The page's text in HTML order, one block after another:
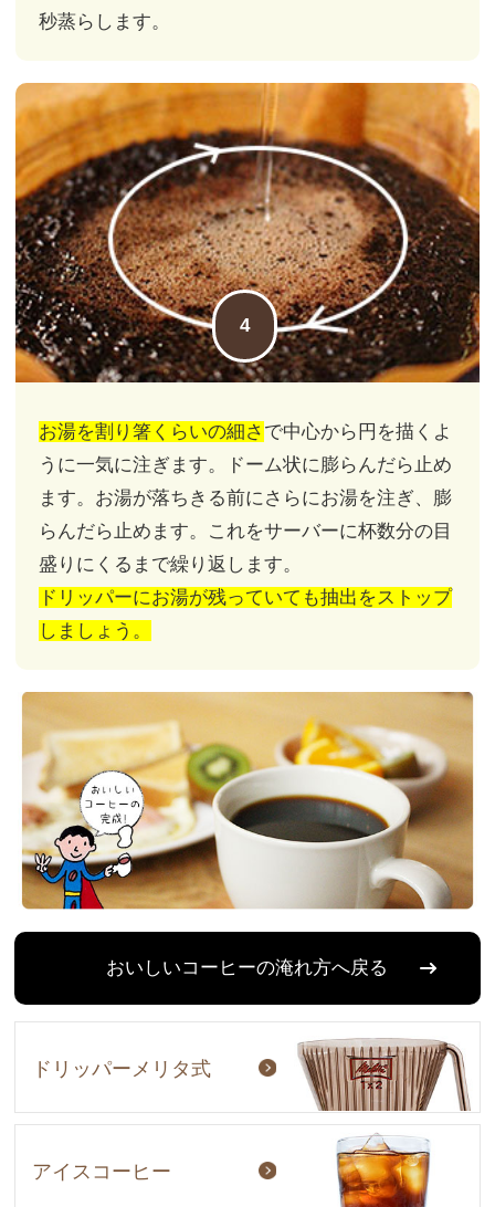
秒蒸らします。
4
お湯を割り箸くらいの細さ で中心から円を描くよ
うに一気に注ぎます。ドーム状に膨らんだら止め
ます。お湯が落ちきる前にさらにお湯を注ぎ、膨
らんだら止めます。これをサーバーに杯数分の目
盛りにくるまで繰り返します。
ドリッパーにお湯が残っていても抽出をストップ
しましょう。
おいしいコーヒーの淹れ方へ戻る
ドリッパーメリタ式
アイスコーヒー